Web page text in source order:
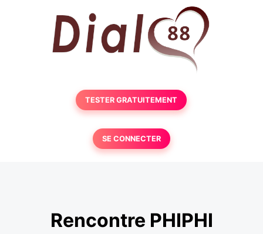
TESTER GRATUITEMENT
SE CONNECTER
Rencontre PHIPHI